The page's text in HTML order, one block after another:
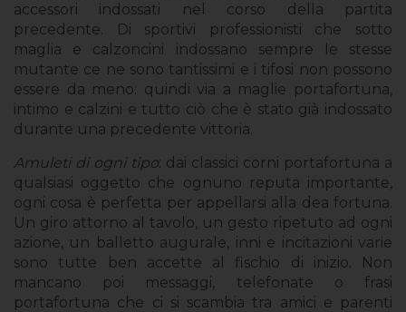
accessori indossati nel corso della partita
precedente. Di sportivi professionisti che sotto
maglia e calzoncini indossano sempre le stesse
mutante ce ne sono tantissimi e i tifosi non possono
essere da meno: quindi via a maglie portafortuna,
intimo e calzini e tutto ciò che è stato già indossato
durante una precedente vittoria.
Amuleti di ogni tipo: dai classici corni portafortuna a
qualsiasi oggetto che ognuno reputa importante,
ogni cosa è perfetta per appellarsi alla dea fortuna.
Un giro attorno al tavolo, un gesto ripetuto ad ogni
azione, un balletto augurale, inni e incitazioni varie
sono tutte ben accette al fischio di inizio. Non
mancano poi messaggi, telefonate o frasi
portafortuna che ci si scambia tra amici e parenti